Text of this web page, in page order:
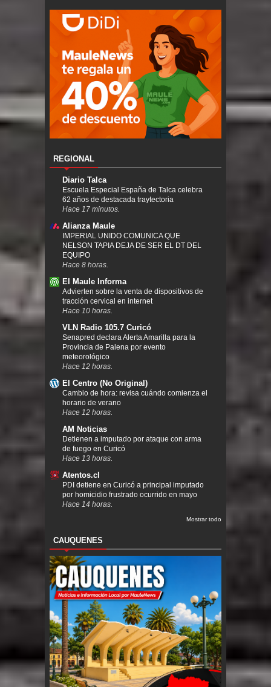
REGIONAL
Diario Talca
Escuela Especial España de Talca celebra
62 años de destacada traytectoria
Hace 17 minutos.
Alianza Maule
IMPERIAL UNIDO COMUNICA QUE
NELSON TAPIA DEJA DE SER EL DT DEL
EQUIPO
Hace 8 horas.
El Maule Informa
Advierten sobre la venta de dispositivos de
tracción cervical en internet
Hace 10 horas.
VLN Radio 105.7 Curicó
Senapred declara Alerta Amarilla para la
Provincia de Palena por evento
meteorológico
Hace 12 horas.
El Centro (No Original)
Cambio de hora: revisa cuándo comienza el
horario de verano
Hace 12 horas.
AM Noticias
Detienen a imputado por ataque con arma
de fuego en Curicó
Hace 13 horas.
Atentos.cl
PDI detiene en Curicó a principal imputado
por homicidio frustrado ocurrido en mayo
Hace 14 horas.
Mostrar todo
CAUQUENES